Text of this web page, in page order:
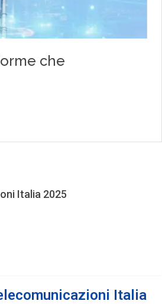
Italia 2025
Italia